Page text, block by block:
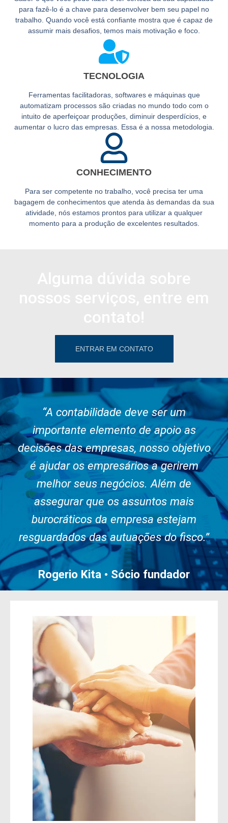
para fazê-lo é a chave para desenvolver bem seu papel no
trabalho. Quando você está confiante mostra que é capaz de
assumir mais desafios, temos mais motivação e foco.
TECNOLOGIA
Ferramentas facilitadoras, softwares e máquinas que
automatizam processos são criadas no mundo todo com o
intuito de aperfeiçoar produções, diminuir desperdícios, e
aumentar o lucro das empresas. Essa é a nossa metodologia.
CONHECIMENTO
Para ser competente no trabalho, você precisa ter uma
bagagem de conhecimentos que atenda às demandas da sua
atividade, nós estamos prontos para utilizar a qualquer
momento para a produção de excelentes resultados.
ENTRAR EM CONTATO
“A contabilidade deve ser um
importante elemento de apoio as
decisões das empresas, nosso objetivo
é ajudar os empresários a gerirem
melhor seus negócios. Além de
assegurar que os assuntos mais
burocráticos da empresa estejam
resguardados das autuações do fisco.”
Rogerio Kita • Sócio fundador